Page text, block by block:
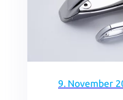
9. November